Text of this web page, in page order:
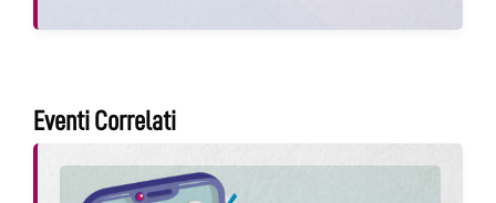
Eventi Correlati